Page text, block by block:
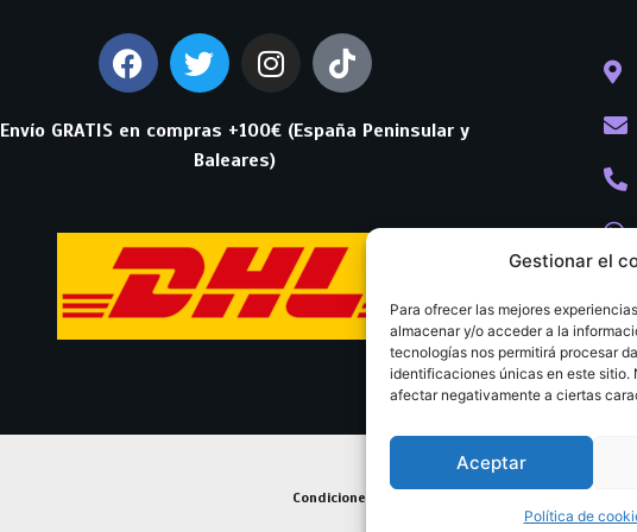
Gestionar el
Para ofrecer las mejores
almacenar y/o acceder a la
tecnologías nos permitirá procesar
identificaciones únicas en este sitio.
afectar negativamente a ciertas
Aceptar
Política de
Envío GRATIS en compras +100€ (España Peninsular y
Baleares)
Condiciones Generales de Contratación